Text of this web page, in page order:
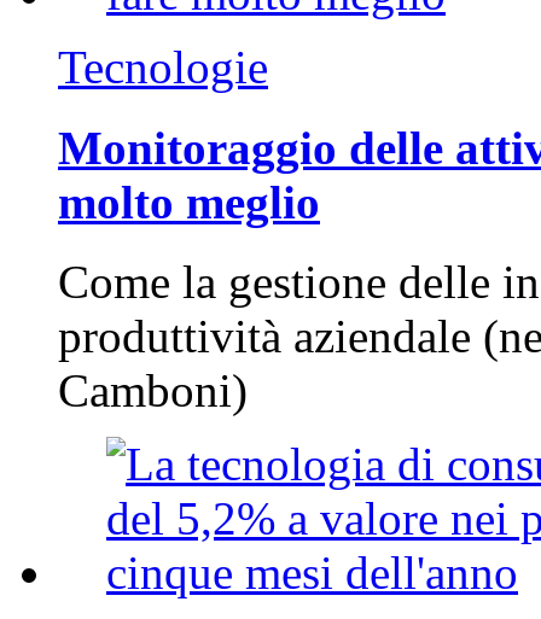
Tecnologie
Monitoraggio delle
molto meglio
Come la gestione delle
produttività aziendale
Camboni)